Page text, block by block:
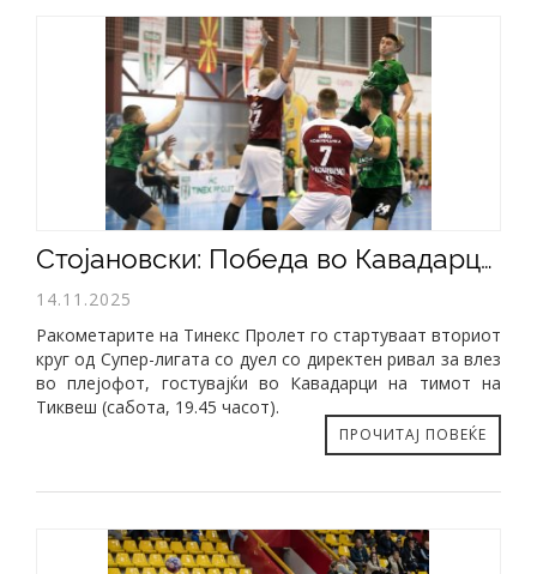
Стојановски: Победа во Кавадарци може да ни донесе многу
14.11.2025
Ракометарите на Тинекс Пролет го стартуваат вториот
круг од Супер-лигата со дуел со директен ривал за влез
во плејофот, гостувајќи во Кавадарци на тимот на
Тиквеш (сабота, 19.45 часот).
ПРОЧИТАЈ ПОВЕЌЕ